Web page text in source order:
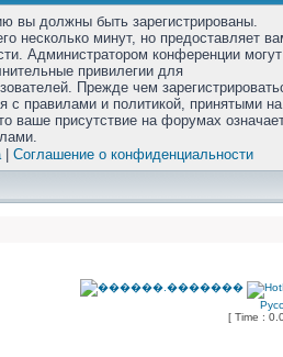
вы должны быть зарегистрированы.
несколько минут, но предоставляет
Администратором конференции
привилегии для
Прежде чем
с правилами и политикой, принятыми на
ваше присутствие на форумах
| Соглашение о конфиденциальности
[ Time :